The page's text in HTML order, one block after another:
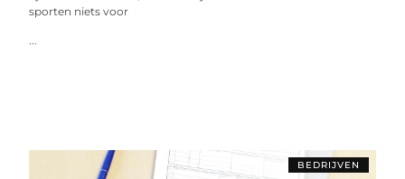
sporten niets voor
...
BEDRIJVEN